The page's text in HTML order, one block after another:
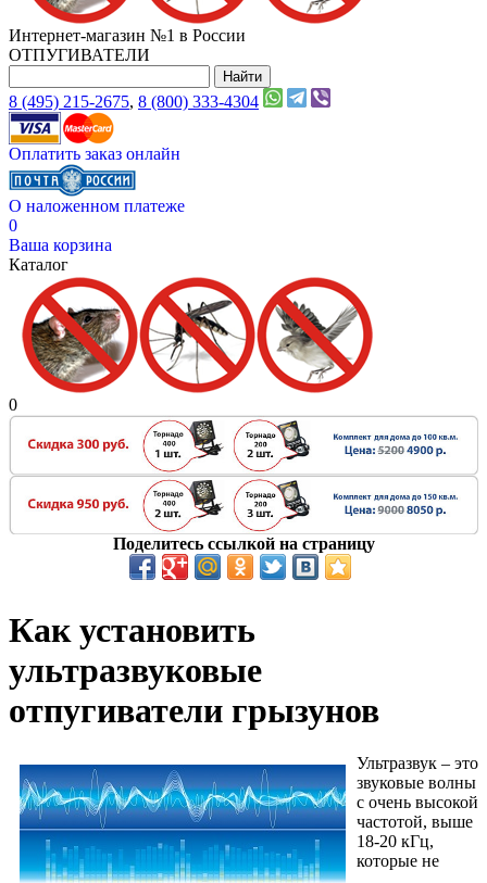
Интернет-магазин №1 в России
ОТПУГИВАТЕЛИ
8 (495) 215-2675, 8 (800) 333-4304
Оплатить заказ онлайн
О наложенном платеже
0
Ваша корзина
Каталог
0
Поделитесь ссылкой на страницу
Как установить
ультразвуковые
отпугиватели грызунов
Ультразвук – это
звуковые волны
с очень высокой
частотой, выше
18-20 кГц,
которые не